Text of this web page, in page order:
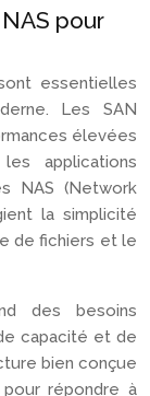
pour
essentielles
Les SAN
élevées
applications
NAS (Network
la simplicité
de fichiers et le
des besoins
capacité et de
bien conçue
répondre à